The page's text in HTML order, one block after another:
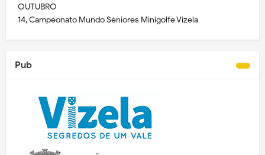
OUTUBRO
14, Campeonato Mundo Séniores Minigolfe Vizela
Pub